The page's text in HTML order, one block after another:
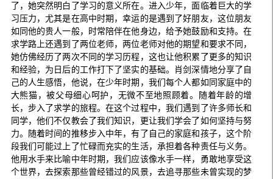
了，她突然明白了学习的意义所在。进入少年，面临着巨大的学
习压力，尤其是在高中时期，幸运的是遇到了好朋友，这位朋友
如同他的贵人一般，时常陪伴在他身边，给予她鼓励和支持。在
求学路上还遇到了两位老师，两位老师对他的期望和要求不同，
她仿佛经历了两次不同的学习历程，这也让他积累了更多的知识
和经验，为日后的工作打下了坚实的基础。肖剑深情地分享了自
己的人生感悟，他说，在少年时期，我们每个人都如同家庭中的
大熊猫，被父母细心呵护，无微不至地照顾着。随着年龄的增
长，步入了求学的旅程。在这个过程中，我们遇到了许多师长和
同学，他们不仅教会了我们知识，更让我们学会了如何坚持与努
力。随着时间的推移步入中年，有了自己的家庭和孩子，这个阶
段我们可能过上了忙碌而充实的生活，承担着各种责任与义务。
他用水手来比喻中年时期，我们应该像水手一样，勇敢地享受这
个世界，去探索那些曾经错过的风景，去追寻那些未曾实现的梦